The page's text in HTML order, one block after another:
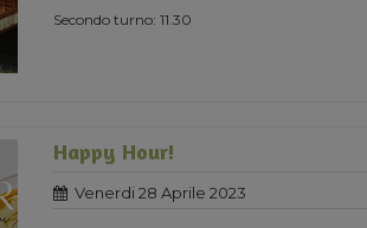
Secondo turno: 11.30
Happy Hour!
Venerdi 28 Aprile 2023